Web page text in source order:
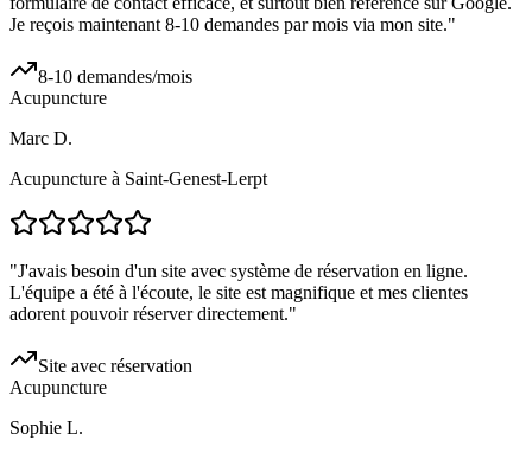
Je reçois maintenant 8-10 demandes par mois via mon site."
8-10 demandes/mois
Acupuncture
Marc D.
Acupuncture à Saint-Genest-Lerpt
"J'avais besoin d'un site avec système de réservation en ligne.
L'équipe a été à l'écoute, le site est magnifique et mes clientes
adorent pouvoir réserver directement."
Site avec réservation
Acupuncture
Sophie L.